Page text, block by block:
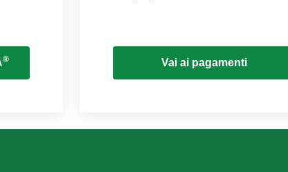
® Vai ai pagamenti